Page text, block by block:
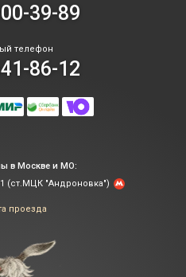
39-89
телефон
86-12
в Москве и МО:
(ст.МЦК "Андроновка")
проезда